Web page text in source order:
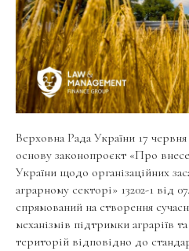
Верховна Рада України 17 червня
основу законопроєкт «Про
України щодо організаційних
аграрному секторі» 13202-1 від
спрямований на створення
механізмів підтримки аграріїв
територій відповідно до